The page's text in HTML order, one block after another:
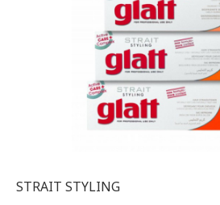
STRAIT STYLING